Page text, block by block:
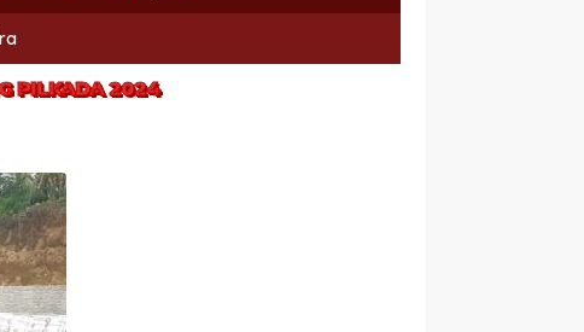
PILKADA 2024